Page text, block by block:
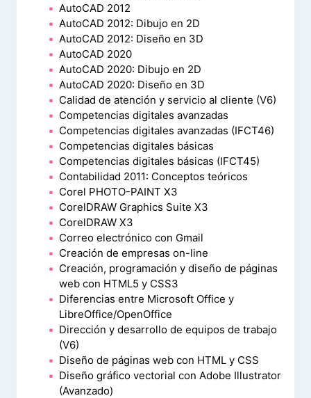
AutoCAD 2012
AutoCAD 2012: Dibujo en 2D
AutoCAD 2012: Diseño en 3D
AutoCAD 2020
AutoCAD 2020: Dibujo en 2D
AutoCAD 2020: Diseño en 3D
Calidad de atención y servicio al cliente (V6)
Competencias digitales avanzadas
Competencias digitales avanzadas (IFCT46)
Competencias digitales básicas
Competencias digitales básicas (IFCT45)
Contabilidad 2011: Conceptos teóricos
Corel PHOTO-PAINT X3
CorelDRAW Graphics Suite X3
CorelDRAW X3
Correo electrónico con Gmail
Creación de empresas on-line
Creación, programación y diseño de páginas
web con HTML5 y CSS3
Diferencias entre Microsoft Office y
LibreOffice/OpenOffice
Dirección y desarrollo de equipos de trabajo
(V6)
Diseño de páginas web con HTML y CSS
Diseño gráfico vectorial con Adobe Illustrator
(Avanzado)